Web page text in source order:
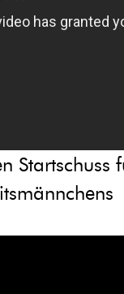
Startschuss